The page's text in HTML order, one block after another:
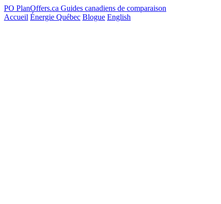
PO PlanOffers.ca Guides canadiens de comparaison
Accueil Énergie Québec Blogue English